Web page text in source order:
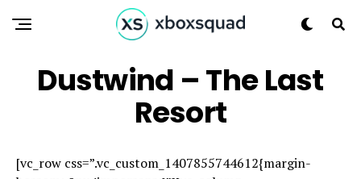
Dustwind – The Last
Resort
[vc_row css=”.vc_custom_1407855744612{margin-